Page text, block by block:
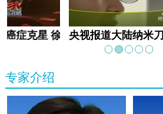
癌症克星 徐克成
专家介绍